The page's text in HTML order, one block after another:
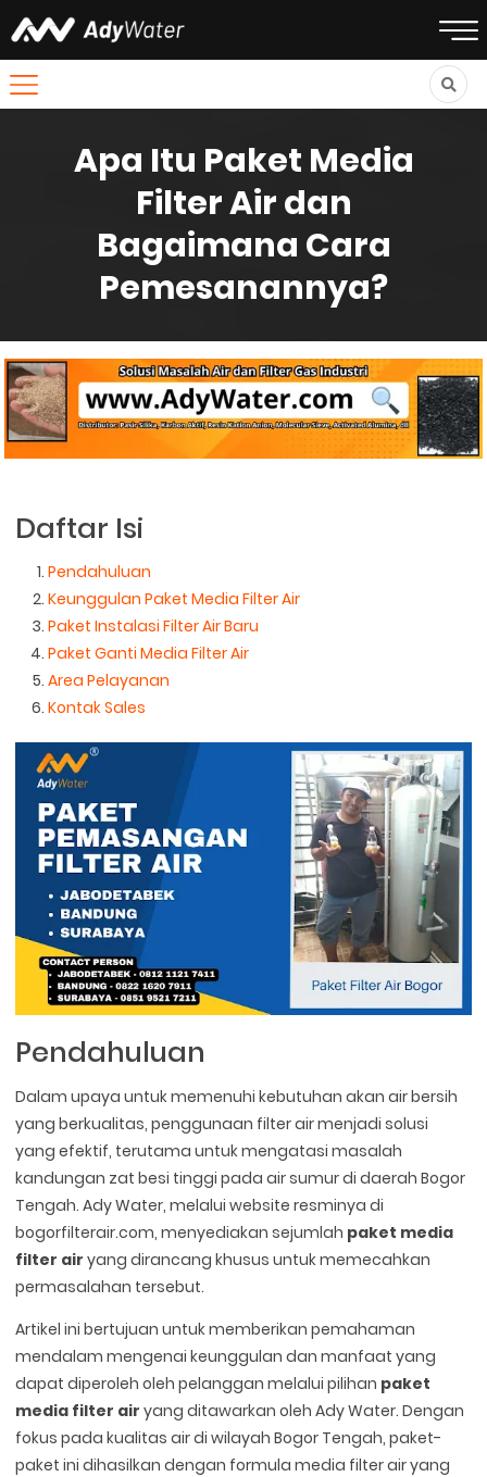
Apa Itu Paket Media
Filter Air dan
Bagaimana Cara
Pemesanannya?
Daftar Isi
Pendahuluan
Keunggulan Paket Media Filter Air
Paket Instalasi Filter Air Baru
Paket Ganti Media Filter Air
Area Pelayanan
Kontak Sales
Pendahuluan
Dalam upaya untuk memenuhi kebutuhan akan air bersih
yang berkualitas, penggunaan filter air menjadi solusi
yang efektif, terutama untuk mengatasi masalah
kandungan zat besi tinggi pada air sumur di daerah Bogor
Tengah. Ady Water, melalui website resminya di
bogorfilterair.com, menyediakan sejumlah paket media
filter air yang dirancang khusus untuk memecahkan
permasalahan tersebut.
Artikel ini bertujuan untuk memberikan pemahaman
mendalam mengenai keunggulan dan manfaat yang
dapat diperoleh oleh pelanggan melalui pilihan paket
media filter air yang ditawarkan oleh Ady Water. Dengan
fokus pada kualitas air di wilayah Bogor Tengah, paket-
paket ini dihasilkan dengan formula media filter air yang